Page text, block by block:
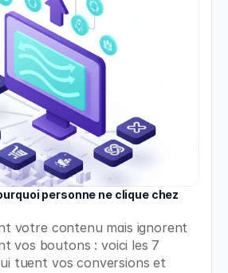
personne ne clique chez
votre contenu mais ignorent
vos boutons : voici les 7
tuent vos conversions et